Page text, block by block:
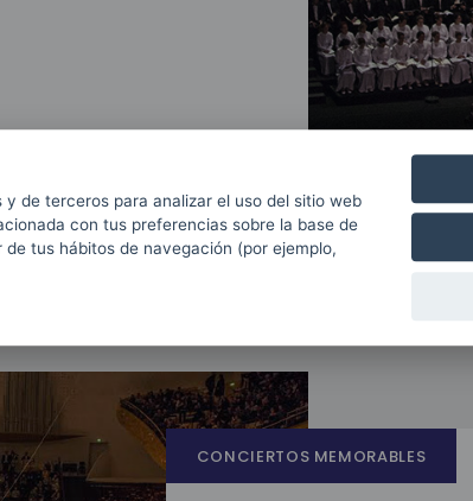
CONCIERTOS MEMORABLES
y de terceros para analizar el uso del sitio web
con tus preferencias sobre la base de
tus hábitos de navegación (por ejemplo,